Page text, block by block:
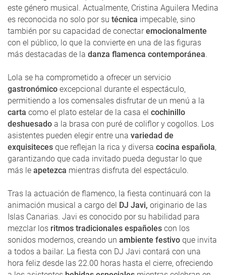
este género musical. Actualmente, Cristina Aguilera Medina
es reconocida no solo por su técnica impecable, sino
también por su capacidad de conectaremocionalmente
con el público, lo que la convierte en una de las figuras
más destacadas de la danza flamenca contemporánea.
Lola se ha comprometido a ofrecer un servicio
gastronómico excepcional durante el espectáculo,
permitiendo a los comensales disfrutar de un menú a la
carta como el plato estelar de la casa el cochinillo
deshuesado a la brasa con puré de coliflor y cogollos. Los
asistentes pueden elegir entre una variedad de
exquisiteces que reflejan la rica y diversa cocina española,
garantizando que cada invitado pueda degustar lo que
más le apetezca mientras disfruta del espectáculo.
Tras la actuación de flamenco, la fiesta continuará con la
animación musical a cargo del DJ Javi, originario de las
Islas Canarias. Javi es conocido por su habilidad para
mezclar los ritmos tradicionales españoles con los
sonidos modernos, creando un ambiente festivo que invita
a todos a bailar. La fiesta con DJ Javi contará con una
hora feliz desde las 22.00 horas hasta el cierre, ofreciendo